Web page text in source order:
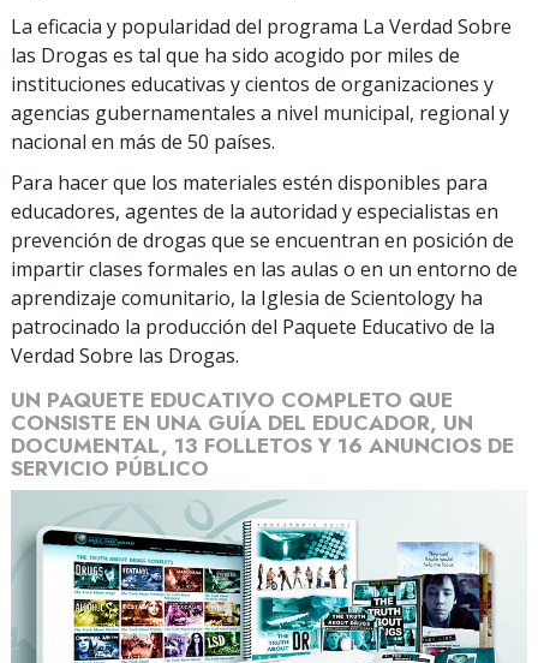
La eficacia y popularidad del programa La Verdad Sobre
las Drogas es tal que ha sido acogido por miles de
instituciones educativas y cientos de organizaciones y
agencias gubernamentales a nivel municipal, regional y
nacional en más de 50 países.
Para hacer que los materiales estén disponibles para
educadores, agentes de la autoridad y especialistas en
prevención de drogas que se encuentran en posición de
impartir clases formales en las aulas o en un entorno de
aprendizaje comunitario, la Iglesia de Scientology ha
patrocinado la producción del Paquete Educativo de la
Verdad Sobre las Drogas.
UN PAQUETE EDUCATIVO COMPLETO QUE
CONSISTE EN UNA GUÍA DEL EDUCADOR, UN
DOCUMENTAL, 13 FOLLETOS Y 16 ANUNCIOS DE
SERVICIO PÚBLICO